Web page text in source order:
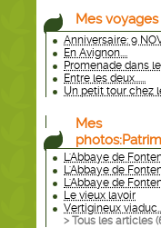
Mes voyages
Anniversaire: 9
En Avignon....
Promenade dans le
Entre les deux......
Un petit tour chez
Mes
L'Abbaye de
L'Abbaye de
L'Abbaye de
Le vieux lavoir
Vertigineux
> Tous les articles (